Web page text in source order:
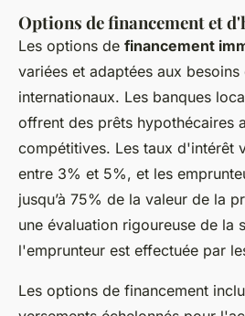
Options de financement et
Les options de financement
variées et adaptées aux besoins
internationaux. Les banques
offrent des prêts hypothécaires
compétitives. Les taux d'intérêt
entre 3% et 5%, et les
jusqu’à 75% de la valeur de la
une évaluation rigoureuse de la
l'emprunteur est effectuée par
Les options de financement